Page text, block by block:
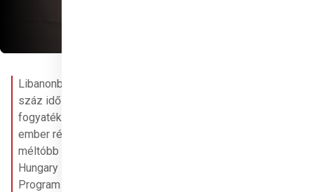
Libanonban több
száz idős és
fogyatékkal élő
ember részesül
méltóbb ellátásban a
Hungary Helps
Program